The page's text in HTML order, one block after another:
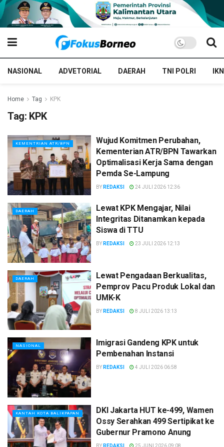
NASIONAL ADVETORIAL DAERAH TNI POLRI IKN
Home Tag KPK
Tag: KPK
KEMENTRIAN ATR/BPN
Wujud Komitmen Perubahan,
Kementerian ATR/BPN Tawarkan
Optimalisasi Kerja Sama dengan
Pemda Se-Lampung
BY REDAKSI 24 JULI 2026 12:36
DAERAH
Lewat KPK Mengajar, Nilai
Integritas Ditanamkan kepada
Siswa di TTU
BY REDAKSI 23 JULI 2026 12:13
DAERAH
Lewat Pengadaan Berkualitas,
Pemprov Pacu Produk Lokal dan
UMK-K
BY REDAKSI 8 JULI 2026 13:13
NASIONAL
Imigrasi Gandeng KPK untuk
Pembenahan Instansi
BY REDAKSI 4 JULI 2026 06:58
KANTAH KOTA BALIKPAPAN
DKI Jakarta HUT ke-499, Wamen
Ossy Serahkan 499 Sertipikat ke
Gubernur Pramono Anung
BY REDAKSI 25 JUNI 2026 09:08